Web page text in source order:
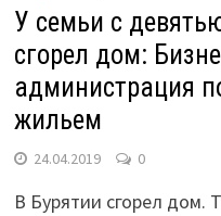
У семьи с
сгорел дом:
администрация
жильем
24.04.2019 0
В Бурятии сгорел дом.